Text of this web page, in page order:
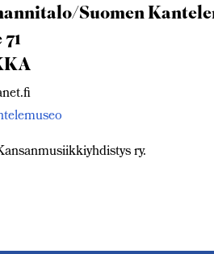
Suomen
ry.